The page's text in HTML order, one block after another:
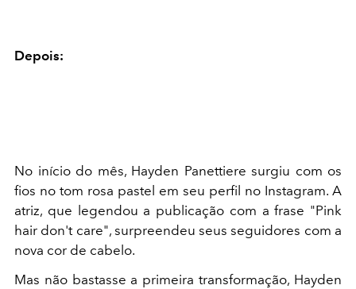
Depois:
No início do mês, Hayden Panettiere surgiu com os
fios no tom rosa pastel em seu perfil no Instagram. A
atriz, que legendou a publicação com a frase "Pink
hair don't care", surpreendeu seus seguidores com a
nova cor de cabelo.
Mas não bastasse a primeira transformação, Hayden